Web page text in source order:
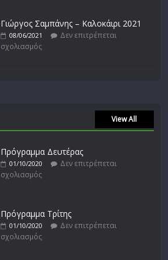
Γιώργος Σαμπάνης – Καλοκάιρι 2021
08/06/2021
Δεν επιτρέπεται
σχολιασμός
View All
Πρόγραμμα Δευτέρας
01/10/2020
Δεν επιτρέπεται
σχολιασμός
Πρόγραμμα Τρίτης
01/10/2020
Δεν επιτρέπεται
σχολιασμός